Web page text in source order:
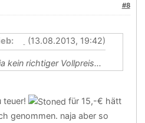
#8
(13.08.2013, 19:42)
kein richtiger Vollpreis...
teuer!
für 15,-€ hätt
genommen. naja aber so